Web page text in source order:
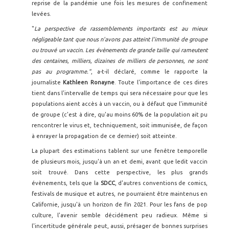
reprise de la pandémie une fois les mesures de confinement
levées.
"La perspective de rassemblements importants est au mieux
négligeable tant que nous n'avons pas atteint l'immunité de groupe
ou trouvé un vaccin. Les évènements de grande taille qui rameutent
des centaines, milliers, dizaines de milliers de personnes, ne sont
pas au programme.", a-t-il déclaré, comme le rapporte la
journaliste Kathleen Ronayne. Toute l'importance de ces dires
tient dans l'intervalle de temps qui sera nécessaire pour que les
populations aient accès à un vaccin, ou à défaut que l'immunité
de groupe (c'est à dire, qu'au moins 60% de la population ait pu
rencontrer le virus et, techniquement, soit immunisée, de façon
à enrayer la propagation de ce dernier) soit atteinte.
La plupart des estimations tablent sur une fenêtre temporelle
de plusieurs mois, jusqu'à un an et demi, avant que ledit vaccin
soit trouvé. Dans cette perspective, les plus grands
évènements, tels que la SDCC, d'autres conventions de comics,
festivals de musique et autres, ne pourraient être maintenus en
Californie, jusqu'à un horizon de fin 2021. Pour les fans de pop
culture, l'avenir semble décidément peu radieux. Même si
l'incertitude générale peut, aussi, présager de bonnes surprises